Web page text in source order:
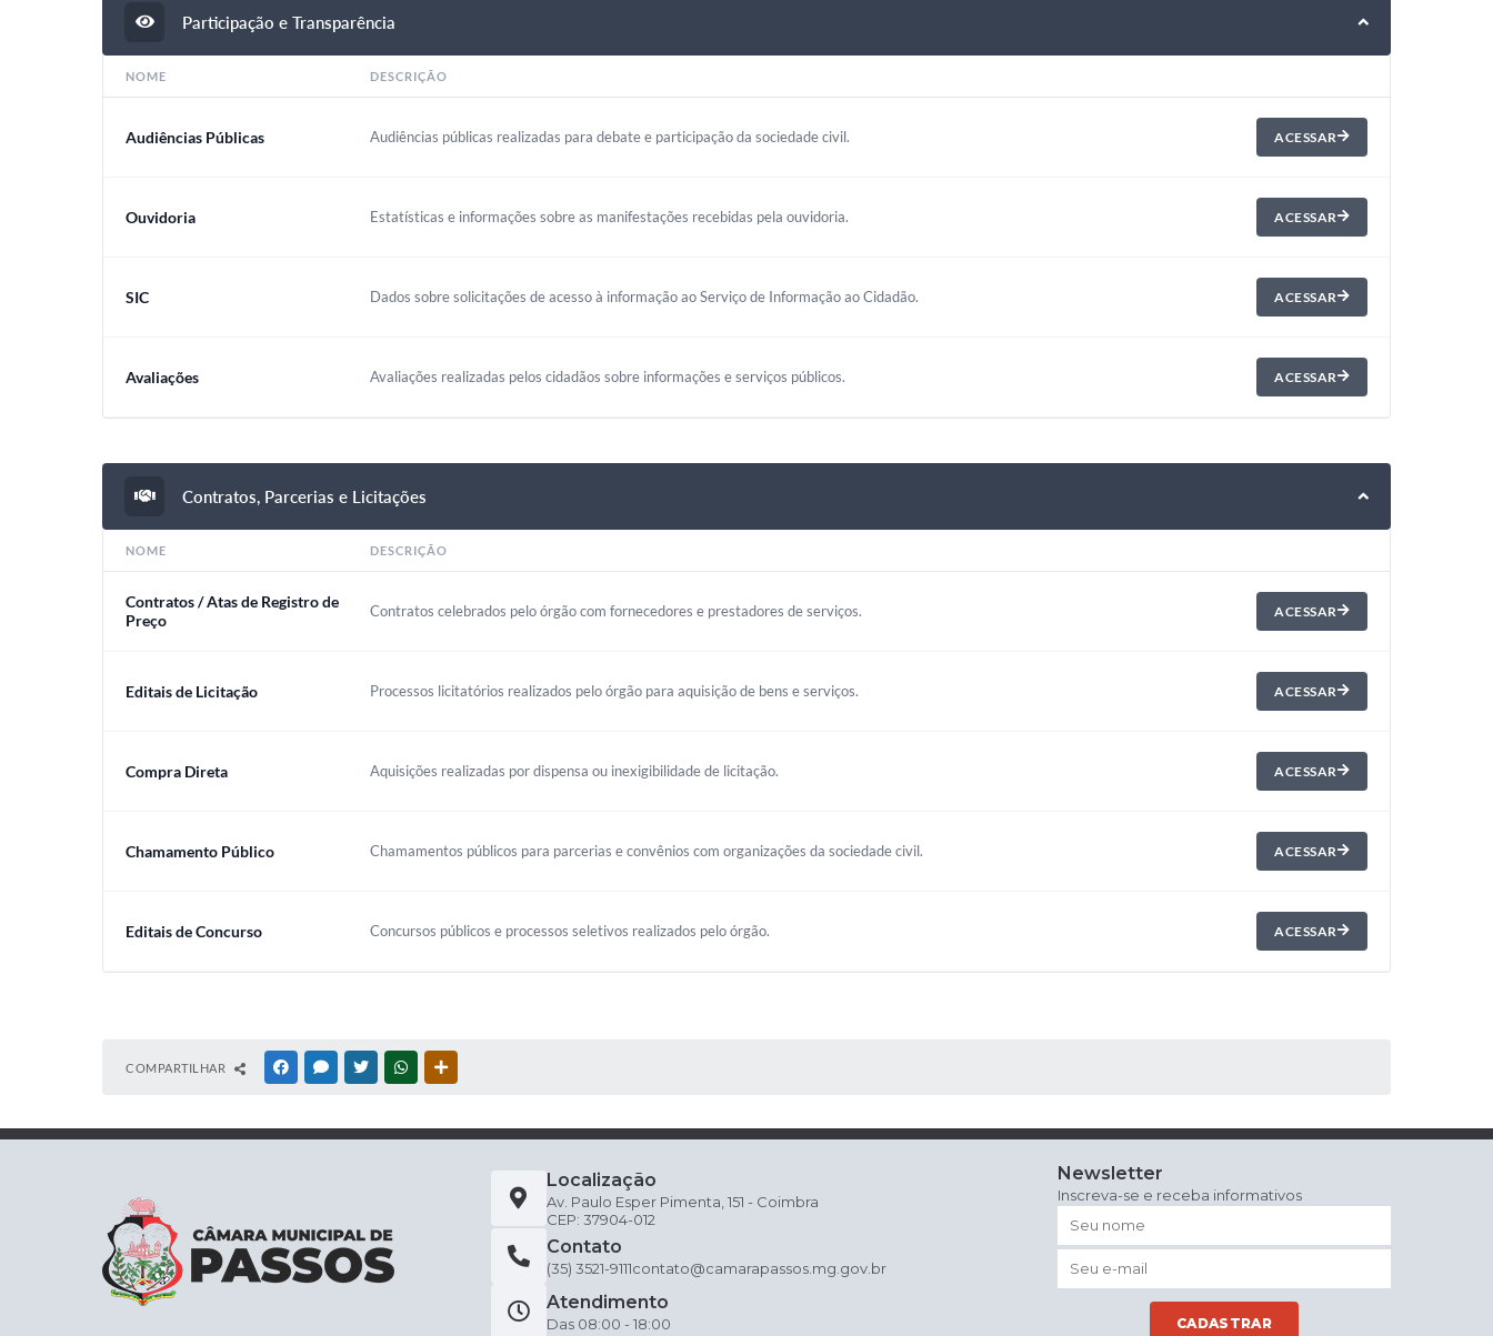
Participação e Transparência
NOME DESCRIÇÃO
Audiências Públicas Audiências públicas realizadas para debate e participação da sociedade civil. ACESSAR
Ouvidoria Estatísticas e informações sobre as manifestações recebidas pela ouvidoria. ACESSAR
SIC Dados sobre solicitações de acesso à informação ao Serviço de Informação ao Cidadão. ACESSAR
Avaliações Avaliações realizadas pelos cidadãos sobre informações e serviços públicos. ACESSAR
Contratos, Parcerias e Licitações
NOME DESCRIÇÃO
Contratos / Atas de Registro de
Preço
Contratos celebrados pelo órgão com fornecedores e prestadores de serviços. ACESSAR
Editais de Licitação Processos licitatórios realizados pelo órgão para aquisição de bens e serviços. ACESSAR
Compra Direta Aquisições realizadas por dispensa ou inexigibilidade de licitação. ACESSAR
Chamamento Público Chamamentos públicos para parcerias e convênios com organizações da sociedade civil. ACESSAR
Editais de Concurso Concursos públicos e processos seletivos realizados pelo órgão. ACESSAR
COMPARTILHAR FACEBOOKMESSENGER
TWITTERWHATSAPP
Localização
Av. Paulo Esper Pimenta, 151 - Coimbra
CEP: 37904-012
Contato
(35) 3521-9111contato@camarapassos.mg.gov.br
Atendimento
Das 08:00 - 18:00
Newsletter
Inscreva-se e receba informativos
CADASTRAR